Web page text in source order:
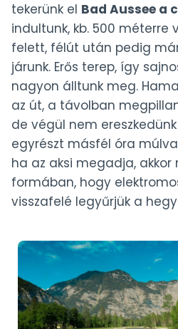
tekerünk el Bad Aussee a
indultunk, kb. 500 méterre
felett, félút után pedig
járunk. Erős terep, így
nagyon álltunk meg.
az út, a távolban
de végül nem
egyrészt másfél óra
ha az aksi megadja,
formában, hogy
visszafelé legyűrjük a